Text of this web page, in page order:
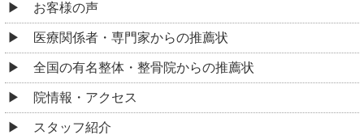
お客様の声
医療関係者・専門家からの推薦状
全国の有名整体・整骨院からの推薦状
院情報・アクセス
スタッフ紹介